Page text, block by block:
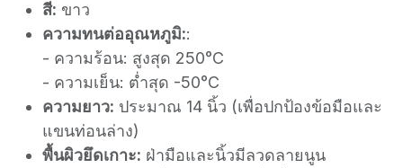
สี: ขาว
ความทนต่ออุณหภูมิ::
- ความร้อน: สูงสุด 250°C
- ความเย็น: ต่ำสุด -50°C
ความยาว: ประมาณ 14 นิ้ว (เพื่อปกป้องข้อมือและ
แขนท่อนล่าง)
พื้นผิวยึดเกาะ: ฝ่ามือและนิ้วมีลวดลายนูน